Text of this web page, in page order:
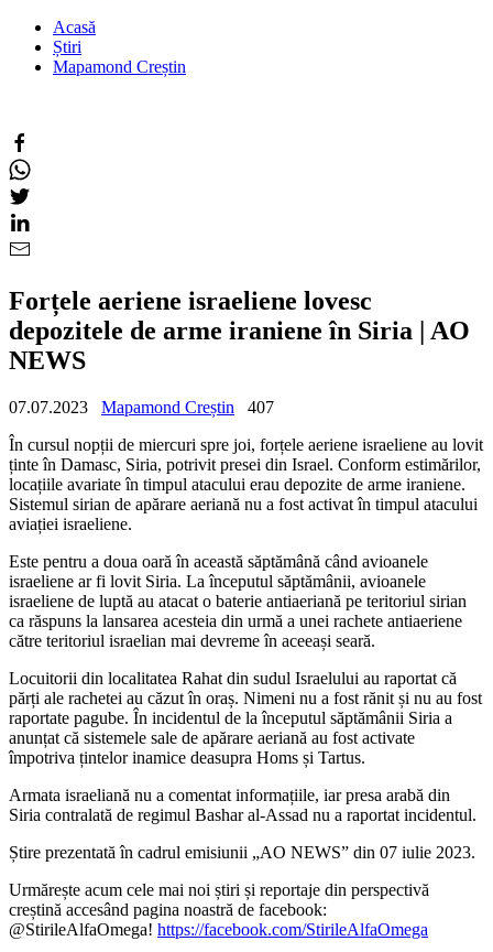
Acasă
Știri
Mapamond Creștin
Forțele aeriene israeliene lovesc
depozitele de arme iraniene în Siria | AO
NEWS
07.07.2023 Mapamond Creștin
407
În cursul nopții de miercuri spre joi, forțele aeriene israeliene au lovit
ținte în Damasc, Siria, potrivit presei din Israel. Conform estimărilor,
locațiile avariate în timpul atacului erau depozite de arme iraniene.
Sistemul sirian de apărare aeriană nu a fost activat în timpul atacului
aviației israeliene.
Este pentru a doua oară în această săptămână când avioanele
israeliene ar fi lovit Siria. La începutul săptămânii, avioanele
israeliene de luptă au atacat o baterie antiaeriană pe teritoriul sirian
ca răspuns la lansarea acesteia din urmă a unei rachete antiaeriene
către teritoriul israelian mai devreme în aceeași seară.
Locuitorii din localitatea Rahat din sudul Israelului au raportat că
părți ale rachetei au căzut în oraș. Nimeni nu a fost rănit și nu au fost
raportate pagube. În incidentul de la începutul săptămânii Siria a
anunțat că sistemele sale de apărare aeriană au fost activate
împotriva țintelor inamice deasupra Homs și Tartus.
Armata israeliană nu a comentat informațiile, iar presa arabă din
Siria contralată de regimul Bashar al-Assad nu a raportat incidentul.
Știre prezentată în cadrul emisiunii „AO NEWS” din 07 iulie 2023.
Urmărește acum cele mai noi știri și reportaje din perspectivă
creștină accesând pagina noastră de facebook:
@StirileAlfaOmega! https://facebook.com/StirileAlfaOmega